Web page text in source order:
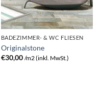
BADEZIMMER- & WC FLIESEN
Originalstone
€30,00 /m2 (inkl. MwSt.)